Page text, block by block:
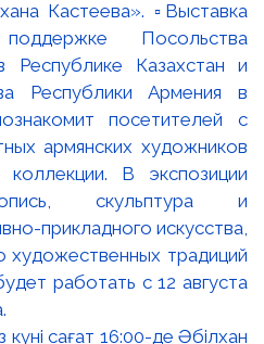
сағат 16:00-де Әбілхан